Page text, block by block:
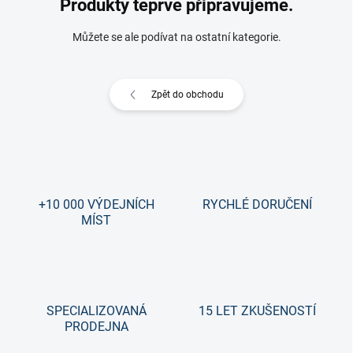
Produkty teprve připravujeme.
Můžete se ale podívat na ostatní kategorie.
Zpět do obchodu
+10 000 VÝDEJNÍCH
MÍST
RYCHLÉ DORUČENÍ
SPECIALIZOVANÁ
PRODEJNA
15 LET ZKUŠENOSTÍ